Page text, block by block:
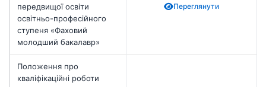
передвищої освіти
освітньо-професійного
ступеня «Фаховий
молодший бакалавр»
Переглянути
Положення про
кваліфікаційні роботи